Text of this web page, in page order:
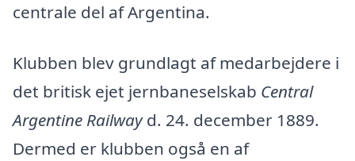
centrale del af Argentina.
Klubben blev grundlagt af medarbejdere i
det britisk ejet jernbaneselskab Central
Argentine Railwayd. 24. december 1889.
Dermed er klubben også en af